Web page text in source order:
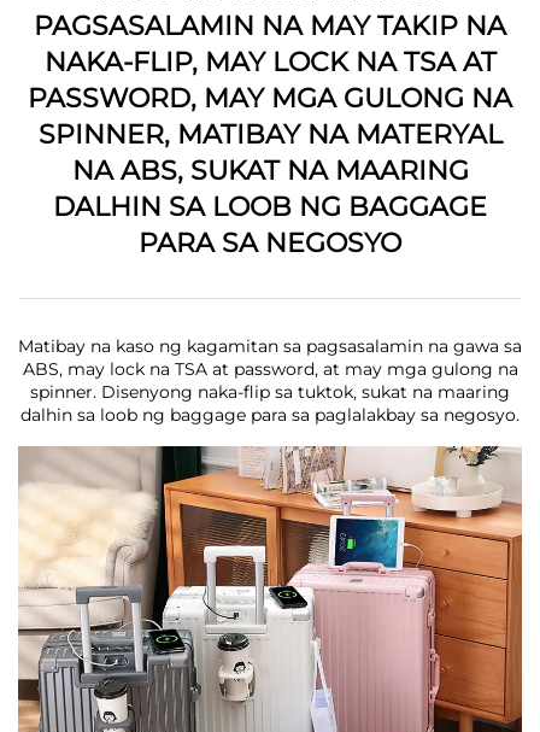
PAGSASALAMIN NA MAY TAKIP NA
NAKA-FLIP, MAY LOCK NA TSA AT
PASSWORD, MAY MGA GULONG NA
SPINNER, MATIBAY NA MATERYAL
NA ABS, SUKAT NA MAARING
DALHIN SA LOOB NG BAGGAGE
PARA SA NEGOSYO
Matibay na kaso ng kagamitan sa pagsasalamin na gawa sa
ABS, may lock na TSA at password, at may mga gulong na
spinner. Disenyong naka-flip sa tuktok, sukat na maaring
dalhin sa loob ng baggage para sa paglalakbay sa negosyo.